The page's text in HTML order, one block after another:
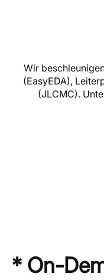
Wir
(EasyEDA),
(JLCMC).
* On-